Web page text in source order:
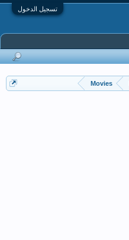
تسجيل الدخول
Movies